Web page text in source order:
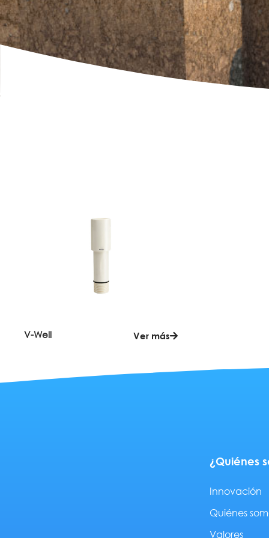
V-Well Ver más
¿Quiénes
Innovación
Quiénes
Valores